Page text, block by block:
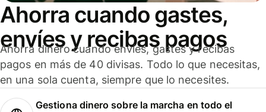
Ahorra cuando gastes,
envíes y recibas pagos
Ahorra dinero cuando envíes, gastes y recibas
pagos en más de 40 divisas. Todo lo que necesitas,
en una sola cuenta, siempre que lo necesites.
Gestiona dinero sobre la marcha en todo el